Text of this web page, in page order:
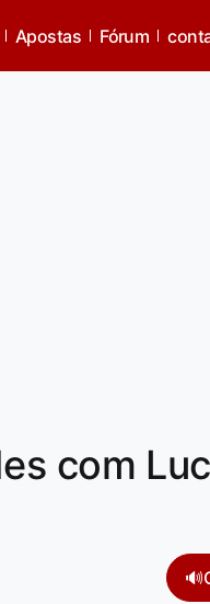
Apostas Fórum
com
🔊